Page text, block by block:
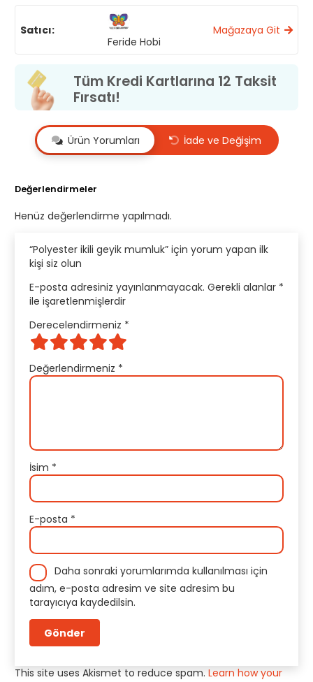
Satıcı:
Feride Hobi
Mağazaya Git
Tüm Kredi Kartlarına 12 Taksit
Fırsatı!
Ürün Yorumları İade ve Değişim
Değerlendirmeler
Henüz değerlendirme yapılmadı.
“Polyester ikili geyik mumluk” için yorum yapan ilk
kişi siz olun
E-posta adresiniz yayınlanmayacak. Gerekli alanlar *
ile işaretlenmişlerdir
Derecelendirmeniz *
Değerlendirmeniz *
İsim *
E-posta *
Daha sonraki yorumlarımda kullanılması için
adım, e-posta adresim ve site adresim bu
tarayıcıya kaydedilsin.
This site uses Akismet to reduce spam. Learn how your